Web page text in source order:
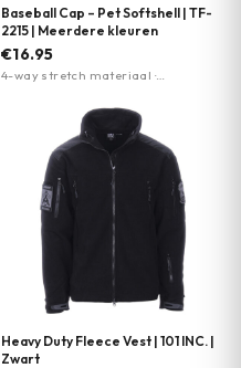
Baseball Cap – Pet Softshell | TF-
2215 | Meerdere kleuren
€16.95
4-way stretch materiaal ·
Heavy Duty Fleece Vest | 101 INC. |
Zwart